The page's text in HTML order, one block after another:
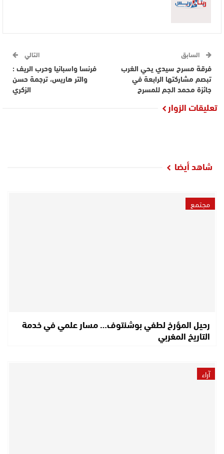
السابق
فرقة مسرح سيدي يحي الغرب
تبصم مشاركتها الرابعة في
جائزة محمد الجم للمسرح
التالي
فرنسا واسبانيا وحرب الريف :
والتر هاريس، ترجمة حسن
الزكري
تعليقات الزوار
شاهد أيضا
مجتمع
رحيل المؤرخ لطفي بوشنتوف… مسار علمي في خدمة
التاريخ المغربي
آراء